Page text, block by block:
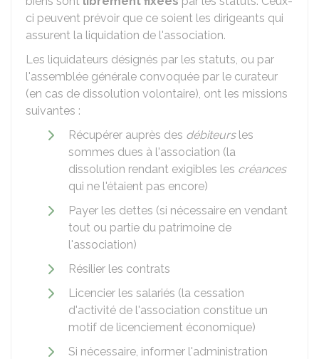
ci peuvent prévoir que ce soient les dirigeants qui
assurent la liquidation de l'association.
Les liquidateurs désignés par les statuts, ou par
l'assemblée générale convoquée par le curateur
(en cas de dissolution volontaire), ont les missions
suivantes :
Récupérer auprès des débiteursles
sommes dues à l'association (la
dissolution rendant exigibles les créances
qui ne l'étaient pas encore)
Payer les dettes (si nécessaire en vendant
tout ou partie du patrimoine de
l'association)
Résilier les contrats
Licencier les salariés (la cessation
d'activité de l'association constitue un
motif de licenciement économique)
Si nécessaire, informer l'administration